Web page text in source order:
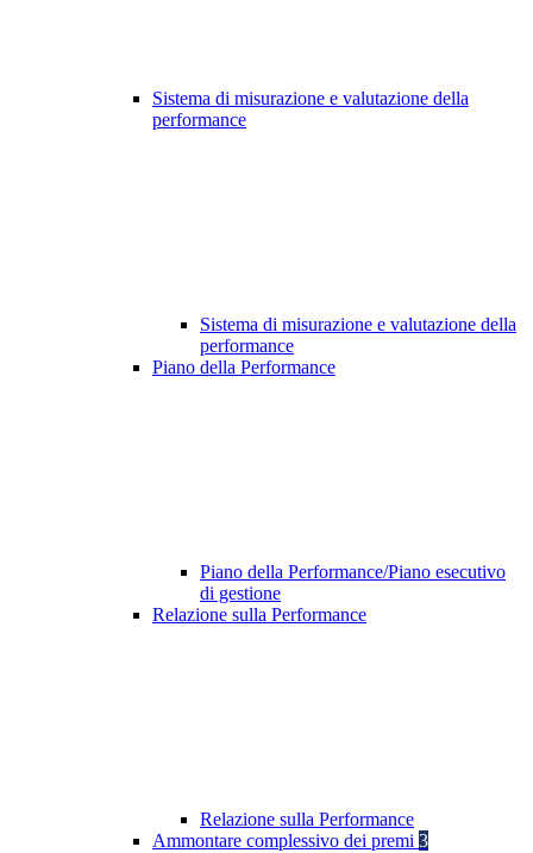
Sistema di misurazione e valutazione della
performance
Sistema di misurazione e valutazione della
performance
Piano della Performance
Piano della Performance/Piano esecutivo
di gestione
Relazione sulla Performance
Relazione sulla Performance
Ammontare complessivo dei premi 3